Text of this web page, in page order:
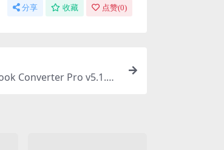
分享 收藏 点赞(0)
Converter Pro v5.1.1.